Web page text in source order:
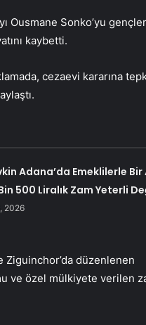
Ousmane Sonko’yu
kaybetti.
cezaevi kararına
Adana’da Emeklilerle
500 Liralık Zam Yeterli
2026
Ziguinchor’da düzenlenen
ve özel mülkiyete verilen